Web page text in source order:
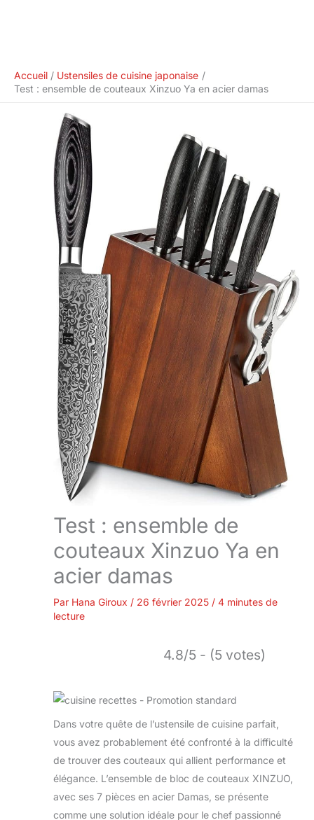
Accueil
Ustensiles de cuisine japonaise
Test : ensemble de couteaux Xinzuo Ya en acier damas
Test : ensemble de
couteaux Xinzuo Ya en
acier damas
Par Hana Giroux / 26 février 2025 / 4 minutes de
lecture
4.8/5 - (5 votes)
Dans votre quête de l’ustensile de cuisine parfait,
vous avez probablement été confronté à la difficulté
de trouver des couteaux qui allient performance et
élégance. L’ensemble de bloc de couteaux XINZUO,
avec ses 7 pièces en acier Damas, se présente
comme une solution idéale pour le chef passionné